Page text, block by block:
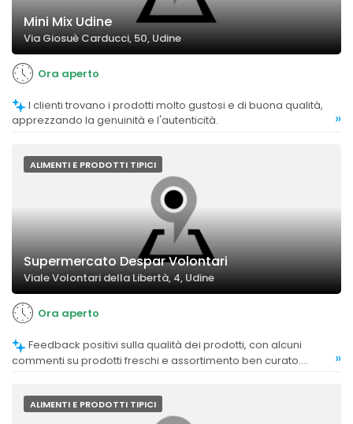
Mini Mix Udine
Via Giosuè Carducci, 50, Udine
Ora aperto
apprezzando la genuinità e l'autenticità.
»
ALIMENTI E PRODOTTI TIPICI
Supermercato Despar Volontari
Viale Volontari della Libertà, 4, Udine
Ora aperto
commenti su prodotti freschi e assortimento ben curato.
»
ALIMENTI E PRODOTTI TIPICI